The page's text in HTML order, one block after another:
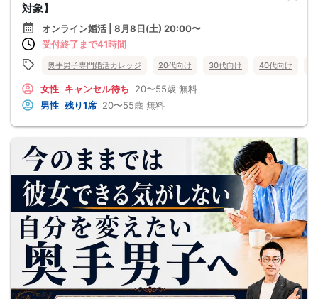
対象】
オンライン婚活 | 8月8日(土) 20:00〜
受付終了まで41時間
奥手男子専門婚活カレッジ 20代向け 30代向け 40代向け
女性 キャンセル待ち 20〜55歳 無料
男性 残り1席 20〜55歳 無料